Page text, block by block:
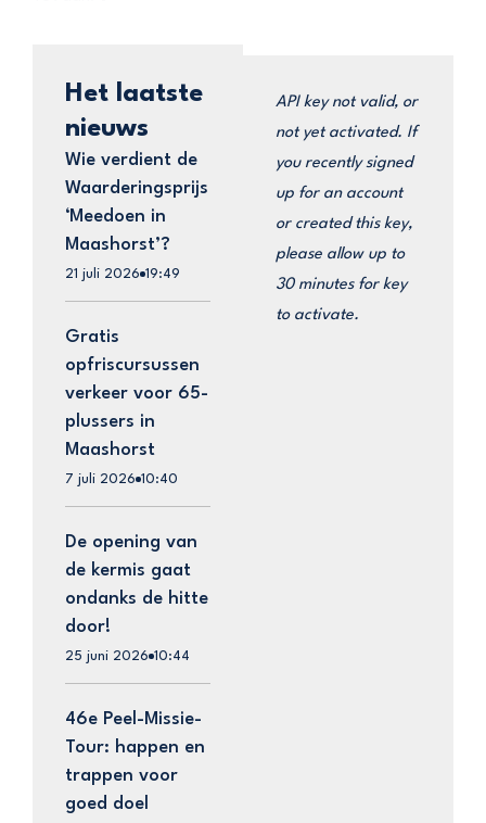
Het laatste
nieuws
Wie verdient de
Waarderingsprijs
‘Meedoen in
Maashorst’?
21 juli 2026 19:49
Gratis
opfriscursussen
verkeer voor 65-
plussers in
Maashorst
7 juli 2026 10:40
De opening van
de kermis gaat
ondanks de hitte
door!
25 juni 2026 10:44
46e Peel-Missie-
Tour: happen en
trappen voor
goed doel
API key not valid, or
not yet activated. If
you recently signed
up for an account
or created this key,
please allow up to
30 minutes for key
to activate.